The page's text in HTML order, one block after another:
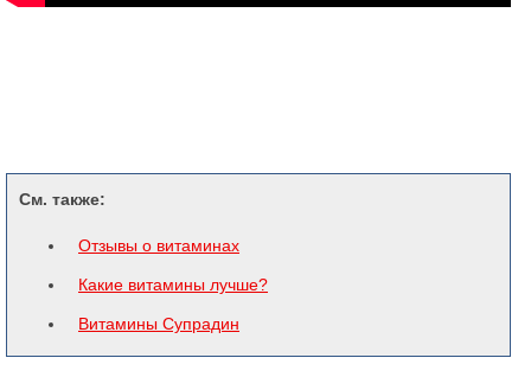
См. также:
Отзывы о витаминах
Какие витамины лучше?
Витамины Супрадин